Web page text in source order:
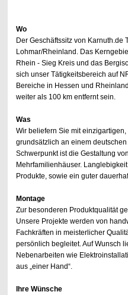
Wo
Der Geschäftssitz von Karnuth.de
Lohmar/Rheinland. Das
Rhein - Sieg Kreis und das
sich unser Tätigkeitsbereich auf
Bereiche in Hessen und
weiter als 100 km entfernt sein.
Was
Wir beliefern Sie mit
grundsätzlich an einem
Schwerpunkt ist die Gestaltung
Mehrfamilienhäuser.
Produkte, sowie ein guter
Montage
Zur besonderen Produktqualität
Unsere Projekte werden von
Fachkräften in meisterlicher
persönlich begleitet. Auf Wunsch
Nebenarbeiten wie
aus „einer Hand“.
Ihre Wünsche